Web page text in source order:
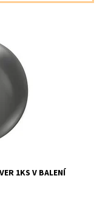
1ks v baleni
1KS V BALENÍ